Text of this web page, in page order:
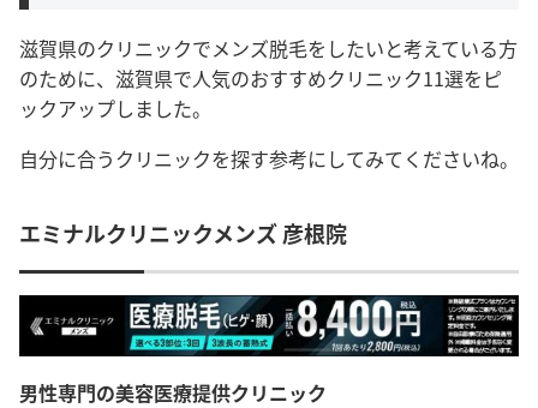
滋賀県のクリニックでメンズ脱毛をしたいと考えている方
のために、滋賀県で人気のおすすめクリニック11選をピ
ックアップしました。
自分に合うクリニックを探す参考にしてみてくださいね。
エミナルクリニックメンズ 彦根院
男性専門の美容医療提供クリニック